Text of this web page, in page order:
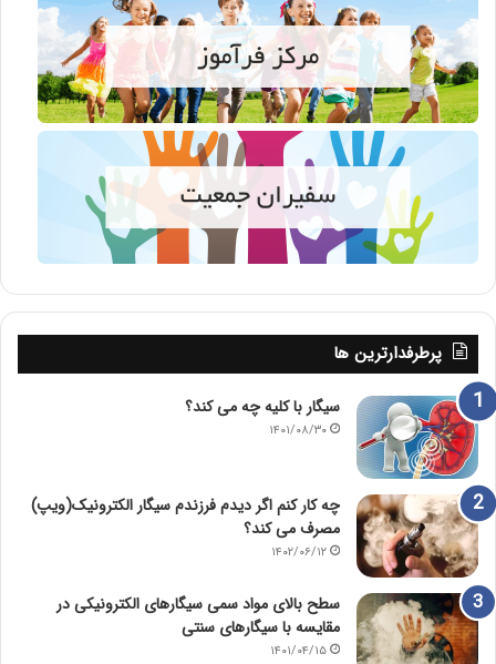
پرطرفدارترین ها
سیگار با کلیه چه می کند؟
۱۴۰۱/۰۸/۳۰
چه کار کنم اگر دیدم فرزندم سیگار الکترونیک(ویپ)
مصرف می کند؟
۱۴۰۲/۰۶/۱۲
سطح بالای مواد سمی سیگارهای الکترونیکی در
مقایسه با سیگارهای سنتی
۱۴۰۱/۰۴/۱۵